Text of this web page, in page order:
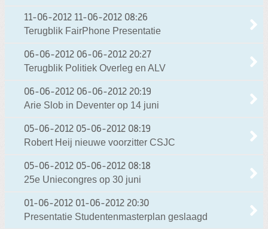
11-06-2012 11-06-2012 08:26
Terugblik FairPhone Presentatie
06-06-2012 06-06-2012 20:27
Terugblik Politiek Overleg en ALV
06-06-2012 06-06-2012 20:19
Arie Slob in Deventer op 14 juni
05-06-2012 05-06-2012 08:19
Robert Heij nieuwe voorzitter CSJC
05-06-2012 05-06-2012 08:18
25e Uniecongres op 30 juni
01-06-2012 01-06-2012 20:30
Presentatie Studentenmasterplan geslaagd